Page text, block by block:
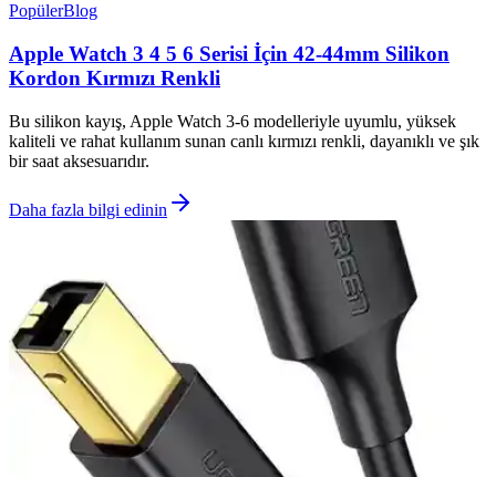
PopülerBlog
Apple Watch 3 4 5 6 Serisi İçin 42-44mm Silikon
Kordon Kırmızı Renkli
Bu silikon kayış, Apple Watch 3-6 modelleriyle uyumlu, yüksek
kaliteli ve rahat kullanım sunan canlı kırmızı renkli, dayanıklı ve şık
bir saat aksesuarıdır.
Daha fazla bilgi edinin